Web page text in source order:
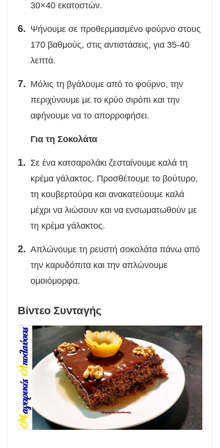
30×40 εκατοστών.
Ψήνουμε σε προθερμασμένο φούρνο στους
170 βαθμούς, στις αντιστάσεις, για 35-40
λεπτά.
Μόλις τη βγάλουμε από το φούρνο, την
περιχύνουμε με το κρύο σιρόπι και την
αφήνουμε να το απορροφήσει.
Για τη Σοκολάτα
Σε ένα κατσαρολάκι ζεσταίνουμε καλά τη
κρέμα γάλακτος. Προσθέτουμε το βούτυρο,
τη κουβερτούρα και ανακατεύουμε καλά
μέχρι να λιώσουν και να ενσωματωθούν με
τη κρέμα γάλακτος.
Απλώνουμε τη ρευστή σοκολάτα πάνω από
την καρυδόπιτα και την απλώνουμε
ομοιόμορφα.
Βίντεο Συνταγής